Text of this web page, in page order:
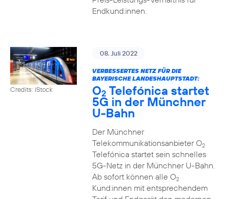
Endkund:innen.
Credits: iStock
08. Juli 2022
VERBESSERTES NETZ FÜR DIE
BAYERISCHE LANDESHAUPTSTADT:
O2 Telefónica startet
5G in der Münchner
U-Bahn
Der Münchner
Telekommunikationsanbieter O2
Telefónica startet sein schnelles
5G-Netz in der Münchner U-Bahn.
Ab sofort können alle O2
Kund:innen mit entsprechendem